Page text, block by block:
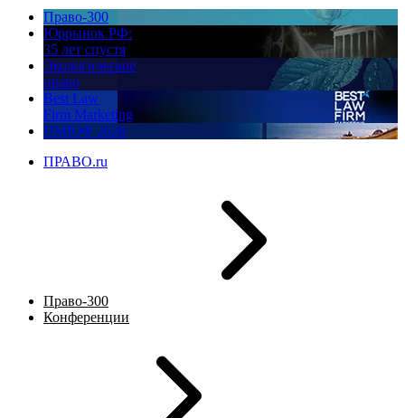
Право-300
Юррынок РФ:
35 лет спустя
Экологическое
право
Best Law
Firm Marketing
ПМЮФ 2026
ПРАВО.ru
Право-300
Конференции